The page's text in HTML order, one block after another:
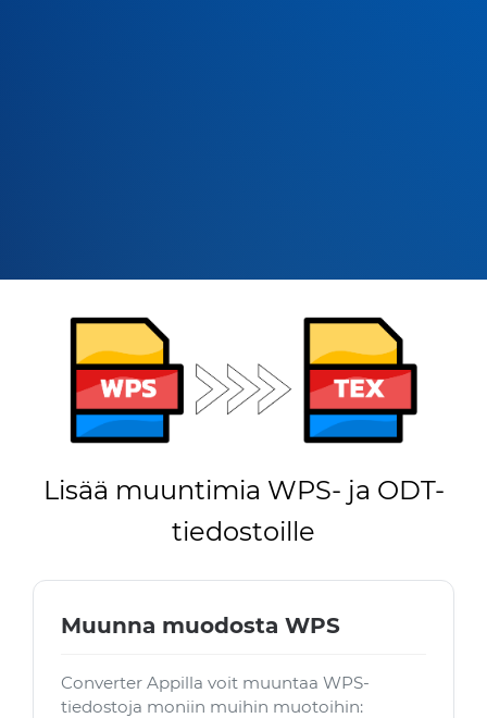
Lisää muuntimia WPS- ja ODT-
tiedostoille
Muunna muodosta WPS
Converter Appilla voit muuntaa WPS-
tiedostoja moniin muihin muotoihin: